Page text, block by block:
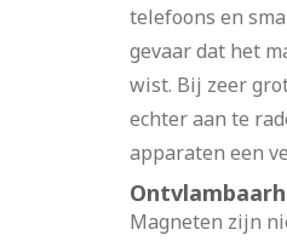
telefoons en
gevaar dat het
wist. Bij zeer
echter aan te
apparaten een
Magneten zijn